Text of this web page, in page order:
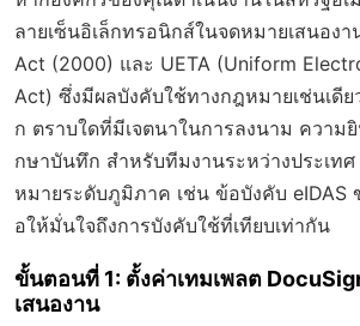
ลายเซ็นอิเล็กทรอนิกส์ในจดหมายเสนองา
Act (2000) และ UETA (Uniform
Act) ซึ่งมีผลบังคับใช้ทางกฎหมายเช่นเดีย
ก ตราบใดที่มีเจตนาในการลงนาม ความ
กษาบันทึก สำหรับทีมงานระหว่างประเท
หมายระดับภูมิภาค เช่น ข้อบังคับ eIDAS
อให้มั่นใจถึงการบังคับใช้ที่เทียบเท่ากัน
ขั้นตอนที่ 1: ตั้งค่าเทมเพลต
เสนองาน